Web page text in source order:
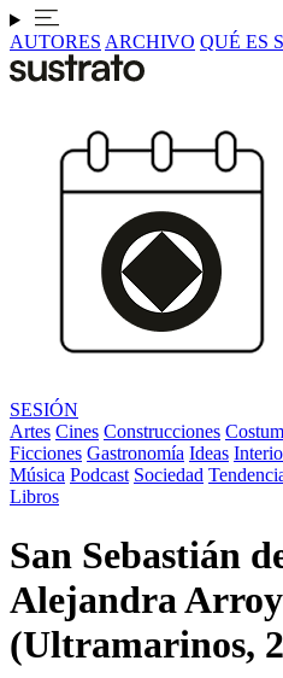
AUTORES ARCHIVO QUÉ ES
SESIÓN
Artes Cines Construcciones
Ficciones Gastronomía Ideas
Música Podcast Sociedad
Libros
San Sebastián
Alejandra
(Ultramarinos,